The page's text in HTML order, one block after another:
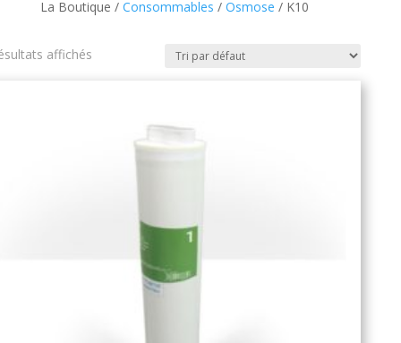
La Boutique / Consommables / Osmose / K10
affichés